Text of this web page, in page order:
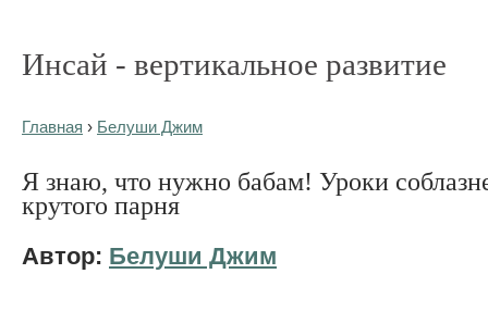
Инсай - вертикальное развитие
Главная › Белуши Джим
Я знаю, что нужно бабам! Уроки
крутого парня
Автор: Белуши Джим